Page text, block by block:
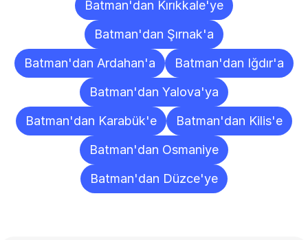
Batman'dan Kırıkkale'ye
Batman'dan Şırnak'a
Batman'dan Ardahan'a
Batman'dan Iğdır'a
Batman'dan Yalova'ya
Batman'dan Karabük'e
Batman'dan Kilis'e
Batman'dan Osmaniye
Batman'dan Düzce'ye